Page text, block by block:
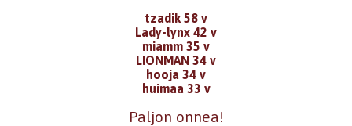
tzadik 58 v
Lady-lynx 42 v
miamm 35 v
LIONMAN 34 v
hooja 34 v
huimaa 33 v
Paljon onnea!